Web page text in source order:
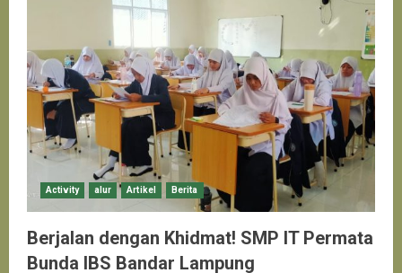
Activity alur Artikel Berita
Berjalan dengan Khidmat! SMP IT Permata
Bunda IBS Bandar Lampung